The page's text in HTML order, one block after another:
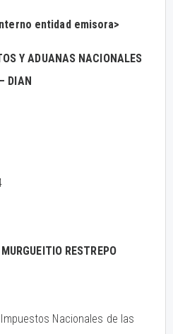
entidad emisora>
Y ADUANAS NACIONALES
– DIAN
RESTREPO
Nacionales de las